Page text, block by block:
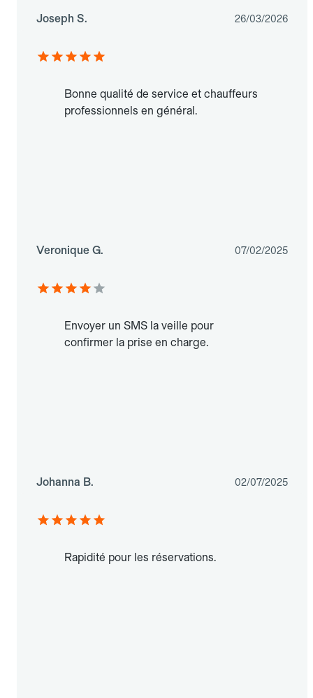
Joseph S. 26/03/2026
Bonne qualité de service et chauffeurs
professionnels en général.
Veronique G. 07/02/2025
Envoyer un SMS la veille pour
confirmer la prise en charge.
Johanna B. 02/07/2025
Rapidité pour les réservations.